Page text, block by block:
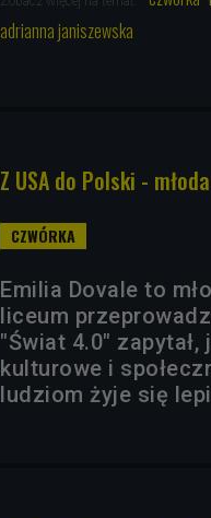
adrianna janiszewska
Z USA do Polski -
Emilia Dovale to
liceum
"Świat 4.0"
kulturowe i
ludziom żyje się